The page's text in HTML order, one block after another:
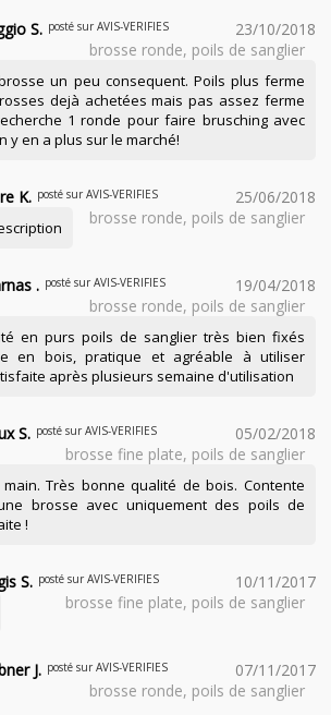
S. posté sur AVIS-VERIFIES
23/10/2018
brosse ronde, poils de sanglier
un peu consequent. Poils plus ferme
dejà achetées mais pas assez ferme
1 ronde pour faire brusching avec
y en a plus sur le marché!
K. posté sur AVIS-VERIFIES
25/06/2018
brosse ronde, poils de sanglier
. posté sur AVIS-VERIFIES
19/04/2018
brosse ronde, poils de sanglier
en purs poils de sanglier très bien fixés
en bois, pratique et agréable à utiliser
après plusieurs semaine d'utilisation
S. posté sur AVIS-VERIFIES
05/02/2018
brosse fine plate, poils de sanglier
Très bonne qualité de bois. Contente
brosse avec uniquement des poils de
!
S. posté sur AVIS-VERIFIES
10/11/2017
brosse fine plate, poils de sanglier
J. posté sur AVIS-VERIFIES
07/11/2017
brosse ronde, poils de sanglier